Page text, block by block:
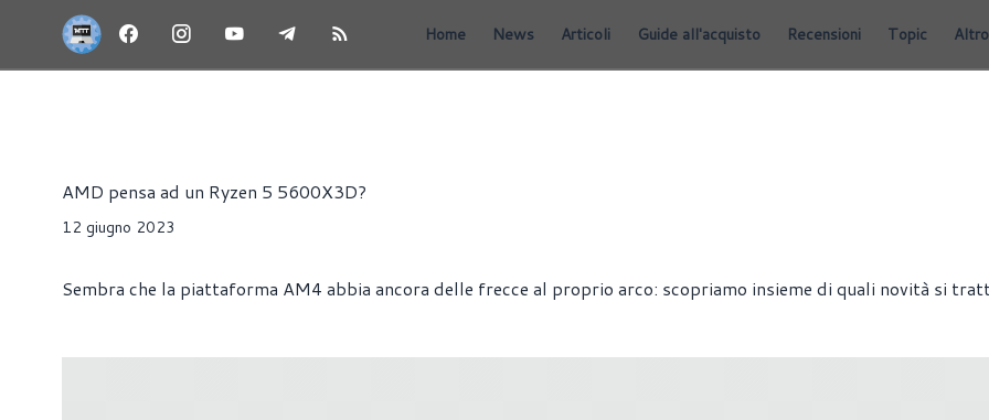
Home News Articoli Guide all'acquisto Recensioni Topic Altro
AMD pensa ad un Ryzen 5 5600X3D?
12 giugno 2023
Sembra che la piattaforma AM4 abbia ancora delle frecce al proprio arco: scopriamo insieme di quali novità si